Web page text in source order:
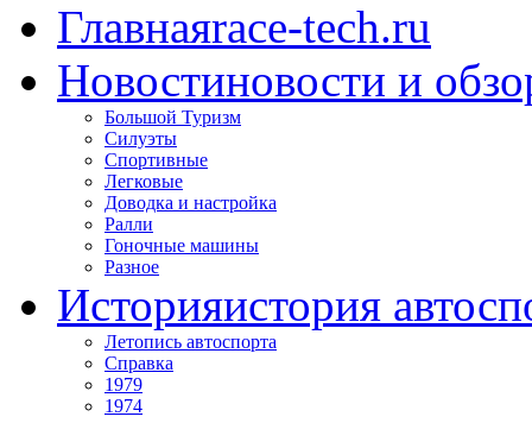
Главнаяrace-tech.ru
Новостиновости и
Большой Туризм
Силуэты
Спортивные
Легковые
Доводка и настройка
Ралли
Гоночные машины
Разное
Историяистория
Летопись автоспорта
Справка
1979
1974